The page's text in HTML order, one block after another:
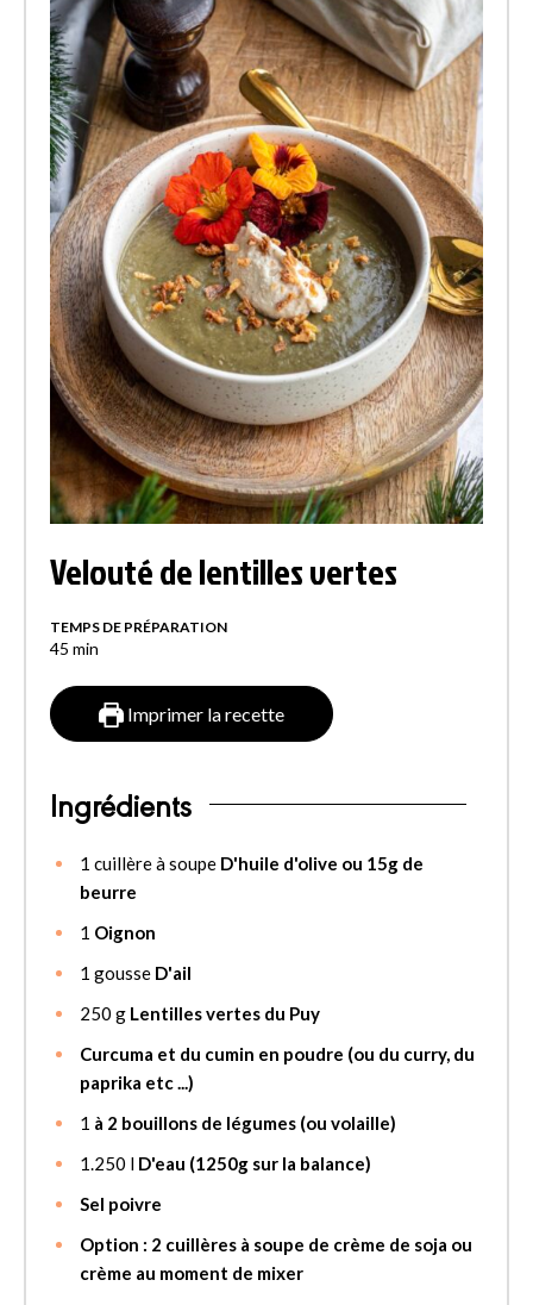
Velouté de lentilles vertes
TEMPS DE PRÉPARATION
45 min
Imprimer la recette
Ingrédients
1 cuillère à soupe D'huile d'olive ou 15g de
beurre
1 Oignon
1 gousse D'ail
250 g Lentilles vertes du Puy
Curcuma et du cumin en poudre (ou du curry, du
paprika etc ...)
1 à 2 bouillons de légumes (ou volaille)
1.250 l D'eau (1250g sur la balance)
Sel poivre
Option : 2 cuillères à soupe de crème de soja ou
crème au moment de mixer